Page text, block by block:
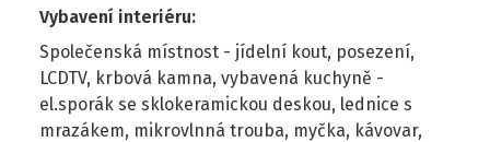
Vybavení interiéru:
Společenská místnost - jídelní kout, posezení,
LCDTV, krbová kamna, vybavená kuchyně -
el.sporák se sklokeramickou deskou, lednice s
mrazákem, mikrovlnná trouba, myčka, kávovar,